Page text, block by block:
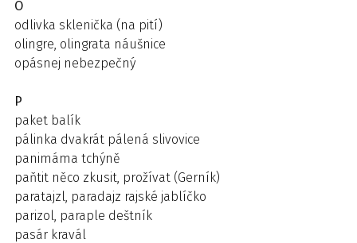
O
odlivka sklenička (na pití)
olingre, olingrata náušnice
opásnej nebezpečný
P
paket balík
pálinka dvakrát pálená slivovice
panimáma tchýně
paňtit něco zkusit, prožívat (Gerník)
paratajzl, paradajz rajské jablíčko
parizol, paraple deštník
pasár kravál